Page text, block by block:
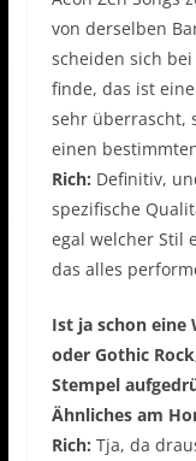
von derselben
scheiden sich
finde, das ist
sehr überrascht,
einen
Rich: Definitiv,
spezifische
egal welcher Stil
das alles
Ist ja schon eine
oder Gothic
Stempel
Ähnliches am
Rich: Tja, da